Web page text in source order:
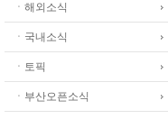
ㆍ해외소식
ㆍ국내소식
ㆍ토픽
ㆍ부산오픈소식